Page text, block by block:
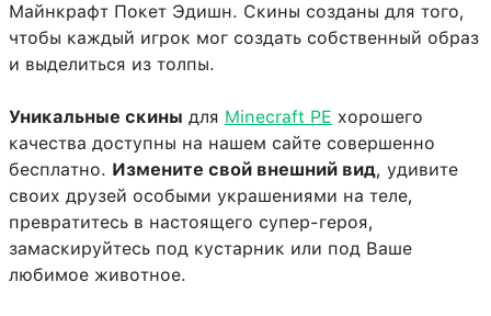
Майнкрафт Покет Эдишн. Скины созданы для того,
чтобы каждый игрок мог создать собственный образ
и выделиться из толпы.
Уникальные скины для Minecraft PE хорошего
качества доступны на нашем сайте совершенно
бесплатно. Измените свой внешний вид, удивите
своих друзей особыми украшениями на теле,
превратитесь в настоящего супер-героя,
замаскируйтесь под кустарник или под Ваше
любимое животное.